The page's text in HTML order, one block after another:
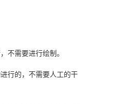
不需要进行绘制。
行的，不需要人工的干